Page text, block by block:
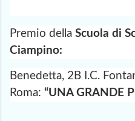
Premio della Scuola di
Ciampino:
Benedetta, 2B I.C.
Roma: “UNA GRANDE